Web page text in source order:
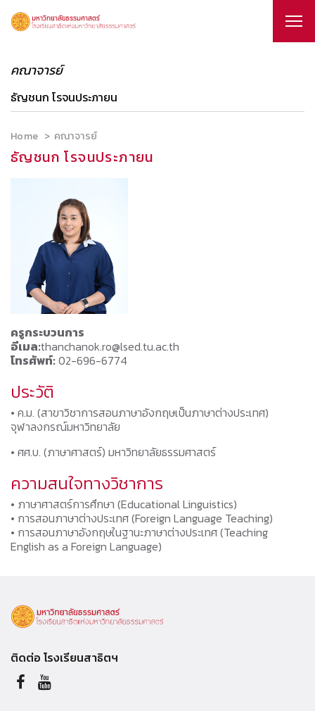
คณาจารย์
ธัญชนก โรจนประภายน
Home คณาจารย์
ธัญชนก โรจนประภายน
ครูกระบวนการ
อีเมล:thanchanok.ro@lsed.tu.ac.th
โทรศัพท์:02-696-6774
ประวัติ
• ค.ม. (สาขาวิชาการสอนภาษาอังกฤษเป็นภาษาต่างประเทศ)
จุฬาลงกรณ์มหาวิทยาลัย
• ศศ.บ. (ภาษาศาสตร์) มหาวิทยาลัยธรรมศาสตร์
ความสนใจทางวิชาการ
• ภาษาศาสตร์การศึกษา (Educational Linguistics)
• การสอนภาษาต่างประเทศ (Foreign Language Teaching)
• การสอนภาษาอังกฤษในฐานะภาษาต่างประเทศ (Teaching
English as a Foreign Language)
ติดต่อ โรงเรียนสาธิตฯ